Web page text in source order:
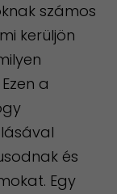
számos
kerüljön
a
és
Egy